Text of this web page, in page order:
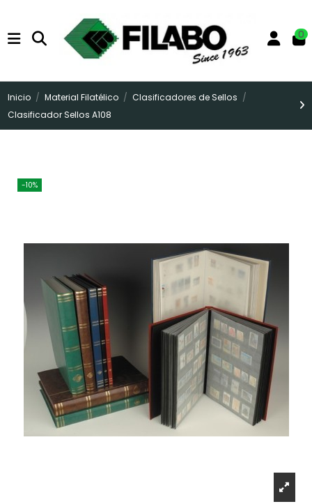
0
Inicio Material Filatélico
Clasificadores de Sellos
Clasificador Sellos A108
-10%